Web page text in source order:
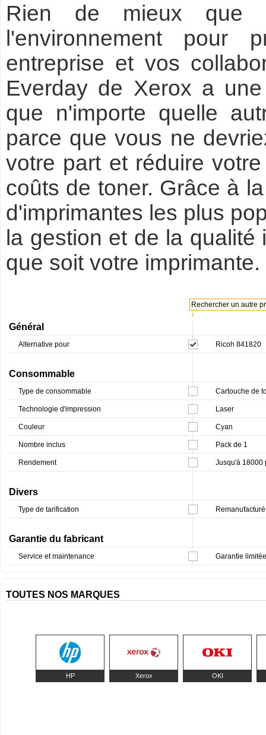
Rien de mieux que
l'environnement pour
entreprise et vos
Everday de Xerox a
que n'importe quelle
parce que vous ne
votre part et réduire
coûts de toner. Grâce à
d'imprimantes les plus
la gestion et de la qualité
que soit votre imprimante.
↓
Rechercher un autre
Général
Alternative pour Ricoh 841820
Consommable
Type de consommable Cartouche de
Technologie d'impression Laser
Couleur Cyan
Nombre inclus Pack de 1
Rendement Jusqu'à 18000
Divers
Type de tarification
Garantie du fabricant
Service et maintenance Garantie
TOUTES NOS MARQUES
HP Xerox OKI